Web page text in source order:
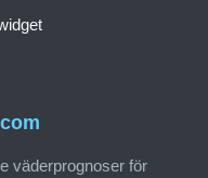
väderprognoser för